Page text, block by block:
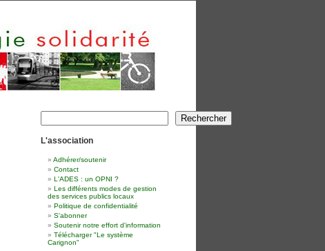
Rechercher Rechercher
L'association
Adhérer/soutenir
Contact
L'ADES : un OPNI ?
Les différents modes de gestion
des services publics locaux
Politique de confidentialité
S'abonner
Soutenir notre effort d'information
Télécharger "Le système
Carignon"